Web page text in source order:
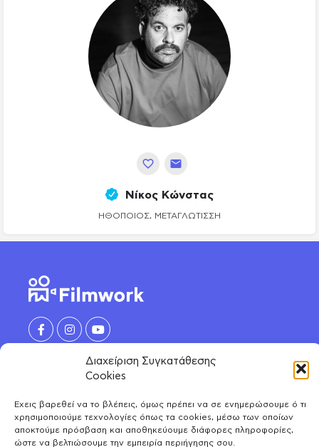
Διαχείριση Συγκατάθεσης
Cookies
Έχεις βαρεθεί να το βλέπεις, όμως πρέπει να σε ενημερώσουμε ό τι
χρησιμοποιούμε τεχνολογίες όπως τα cookies, μέσω των οποίων
αποκτούμε πρόσβαση και αποθηκεύουμε διάφορες πληροφορίες,
ώστε να βελτιώσουμε την εμπειρία περιήγησης σου.
Νίκος Κώνστας
ΗΘΟΠΟΙΌΣ, ΜΕΤΑΓΛΏΤΙΣΣΗ
ΑΝΑΚΑΛΥΨΕ
Ηθοποιοί
Μοντέλα
ΛΟΓΑΡΙΑΣΜΟΣ